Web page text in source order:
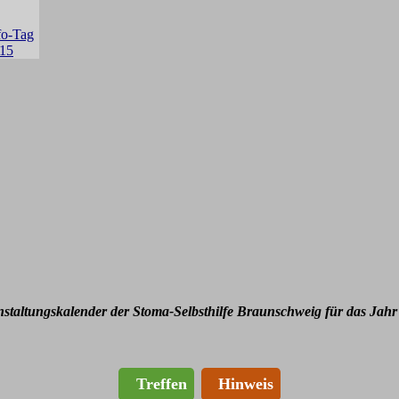
der Stoma-Selbsthilfe Braunschweig für das
Treffen Hinweis